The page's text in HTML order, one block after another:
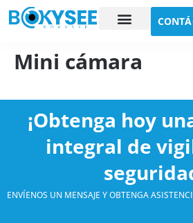
Mini cámara
¡Obtenga hoy
integral de
ENVÍENOS UN MENSAJE Y OBTENGA